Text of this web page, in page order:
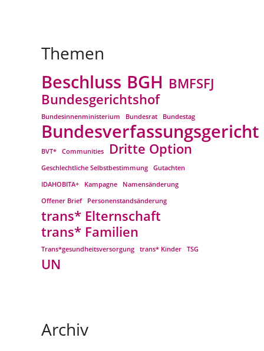
Themen
Beschluss BGH BMFSFJ
Bundesgerichtshof
Bundesinnenministerium Bundesrat Bundestag
Bundesverfassungsgericht
BVT* Communities Dritte Option
Geschlechtliche Selbstbestimmung
Gutachten
IDAHOBITA+
Kampagne
Namensänderung
Offener Brief
Personenstandsänderung
trans* Elternschaft
trans* Familien
Trans*gesundheitsversorgung trans* Kinder TSG
UN
Archiv